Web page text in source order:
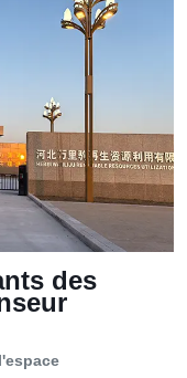
des